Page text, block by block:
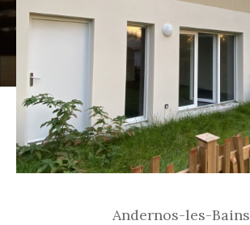
Andernos-les-Bains